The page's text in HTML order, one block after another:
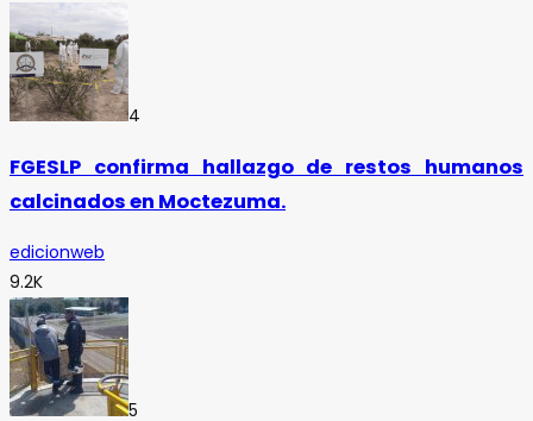
4
FGESLP confirma hallazgo de restos humanos
calcinados en Moctezuma.
edicionweb
9.2K
5